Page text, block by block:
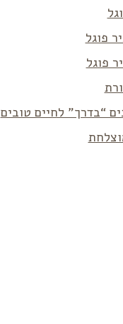
פוגל
פוגל
“בדרך” לחיים טובים